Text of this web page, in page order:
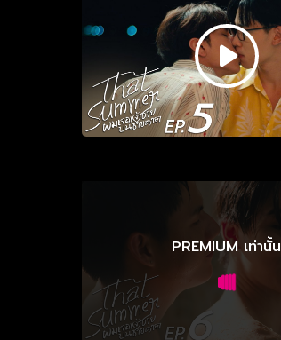
PREMIUM เท่านั้น